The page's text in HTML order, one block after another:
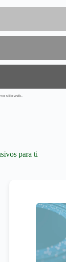
sitio web..
para ti